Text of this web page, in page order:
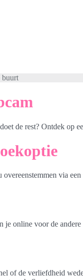
buurt
de rest? Ontdek op
via
je online voor de
of de verliefdheid